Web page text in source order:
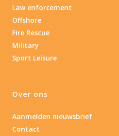
Law enforcement
Offshore
Fire Rescue
Military
Sport Leisure
Over ons
Aanmelden nieuwsbrief
Contact